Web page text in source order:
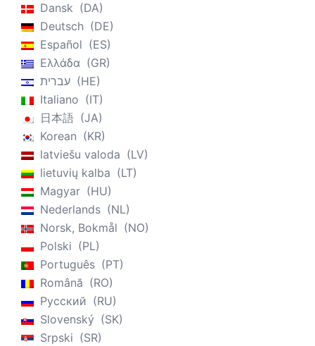
Dansk
DA
Deutsch
DE
Español
ES
Ελλάδα
GR
עברית
HE
Italiano
IT
日本語
JA
Korean
KR
latviešu valoda
LV
lietuvių kalba
LT
Magyar
HU
Nederlands
NL
Norsk, Bokmål
NO
Polski
PL
Português
PT
Română
RO
Русский
RU
Slovenský
SK
Srpski
SR